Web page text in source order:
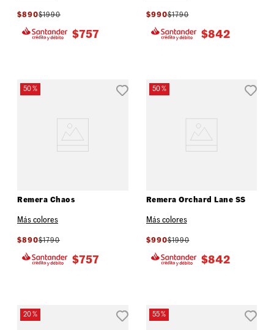
$890$1990
$757
$990$1790
$842
50 %
Remera Chaos
Más colores
$890$1790
$757
50 %
Remera Orchard Lane SS
Más colores
$990$1990
$842
20 % 55 %